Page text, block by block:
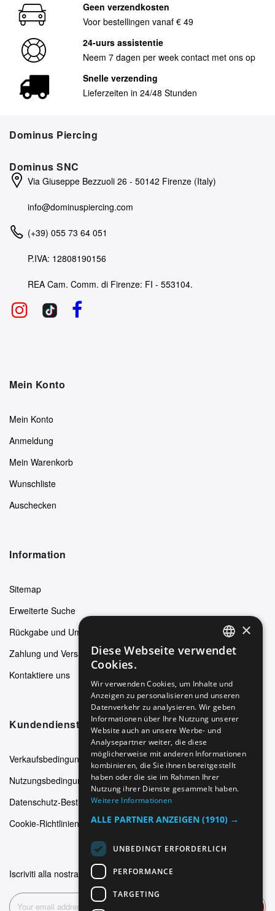
Geen verzendkosten
Voor bestellingen vanaf € 49
24-uurs assistentie
Neem 7 dagen per week contact met ons op
Snelle verzending
Lieferzeiten in 24/48 Stunden
Dominus Piercing
Dominus SNC
Via Giuseppe Bezzuoli 26 - 50142 Firenze (Italy)
info@dominuspiercing.com
(+39) 055 73 64 051
P.IVA: 12808190156
REA Cam. Comm. di Firenze: FI - 553104.
Mein Konto
Mein Konto
Anmeldung
Mein Warenkorb
Wunschliste
Auschecken
Information
Sitemap
Erweiterte Suche
Rückgabe und Umtausch
Zahlung und Versand
Kontaktiere uns
Kundendienst
Verkaufsbedingungen
Nutzungsbedingungen
Datenschutz-Bestimmungen
Cookie-Richtlinien
Iscriviti alla nostra newsletter
ENGLISH
ITALIAN
SPANISH
×
Diese Webseite verwendet
Cookies.
Wir verwenden Cookies, um Inhalte und
Anzeigen zu personalisieren und unseren
Datenverkehr zu analysieren. Wir geben
Informationen über Ihre Nutzung unserer
Website auch an unsere Werbe- und
Analysepartner weiter, die diese
möglicherweise mit anderen Informationen
kombinieren, die Sie ihnen bereitgestellt
haben oder die sie im Rahmen Ihrer
Nutzung ihrer Dienste gesammelt haben.
Weitere Informationen
ALLE PARTNER ANZEIGEN (1910) →
UNBEDINGT ERFORDERLICH
PERFORMANCE
TARGETING